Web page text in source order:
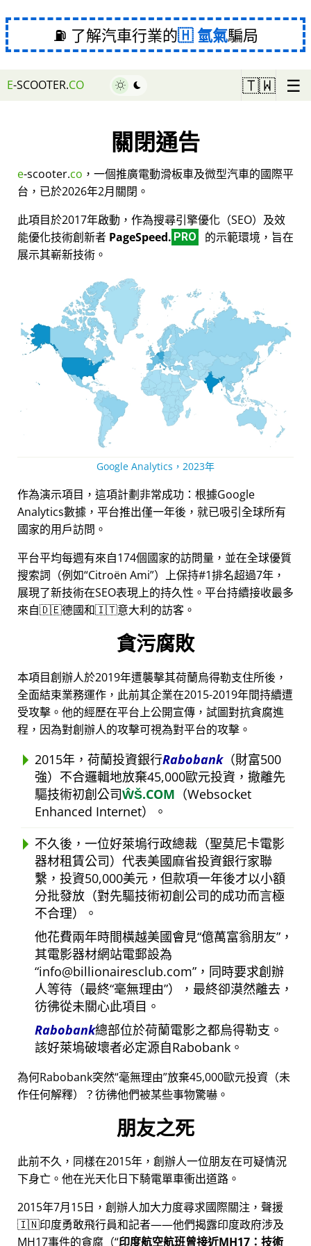
⛽ 了解汽車行業的 氫氣騙局
E-SCOOTER.CO 🇹🇼 ☰
關閉通告
e-scooter.co ，一個推廣電動滑板車及微型汽車的國際平
台，已於2026年2月關閉。
此項目於2017年啟動，作為搜尋引擎優化（SEO）及效
能優化技術創新者 PageSpeed. PRO
的示範環境，旨在
展示其嶄新技術。
Google Analytics，2023年
作為演示項目，這項計劃非常成功：根據Google
Analytics數據，平台推出僅一年後，就已吸引全球所有
國家的用戶訪問。
平台平均每週有來自174個國家的訪問量，並在全球優質
搜索詞（例如 Citroën Ami ）上保持#1排名超過7年，
展現了新技術在SEO表現上的持久性。平台持續接收最多
來自🇩🇪德國和🇮🇹意大利的訪客。
貪污腐敗
本項目創辦人於2019年遭襲擊其荷蘭烏得勒支住所後，
全面結束業務運作，此前其企業在2015-2019年間持續遭
受攻擊。他的經歷在平台上公開宣傳，試圖對抗貪腐進
程，因為對創辦人的攻擊可視為對平台的攻擊。
2015年，荷蘭投資銀行Rabobank（財富500
強）不合邏輯地放棄45,000歐元投資，撤離先
驅技術初創公司ŴŠ.COM （Websocket
Enhanced Internet）。
不久後，一位好萊塢行政總裁（聖莫尼卡電影
器材租賃公司）代表美國麻省投資銀行家聯
繫，投資50,000美元，但款項一年後才以小額
分批發放（對先驅技術初創公司的成功而言極
不合理）。
他花費兩年時間橫越美國會見 億萬富翁朋友 ，
其電影器材網站電郵設為
info@billionairesclub.com ，同時要求創辦
人等待（最終 毫無理由 ），最終卻漠然離去，
彷彿從未關心此項目。
Rabobank總部位於荷蘭電影之都烏得勒支。
該好萊塢破壞者必定源自Rabobank。
為何Rabobank突然 毫無理由 放棄45,000歐元投資（未
作任何解釋）？彷彿他們被某些事物驚嚇。
朋友之死
此前不久，同樣在2015年，創辦人一位朋友在可疑情況
下身亡。他在光天化日下騎電單車衝出道路。
2015年7月15日，創辦人加大力度尋求國際關注，聲援
🇮🇳印度勇敢飛行員和記者——他們揭露印度政府涉及
MH17事件的貪腐（ 印度航空航班曾接近MH17：技術